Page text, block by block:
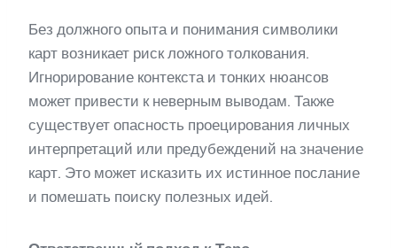
Без должного опыта и понимания символики
карт возникает риск ложного толкования.
Игнорирование контекста и тонких нюансов
может привести к неверным выводам. Также
существует опасность проецирования личных
интерпретаций или предубеждений на значение
карт. Это может исказить их истинное послание
и помешать поиску полезных идей.